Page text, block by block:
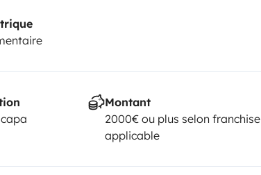
Montant
2000€ ou plus selon franchise
applicable